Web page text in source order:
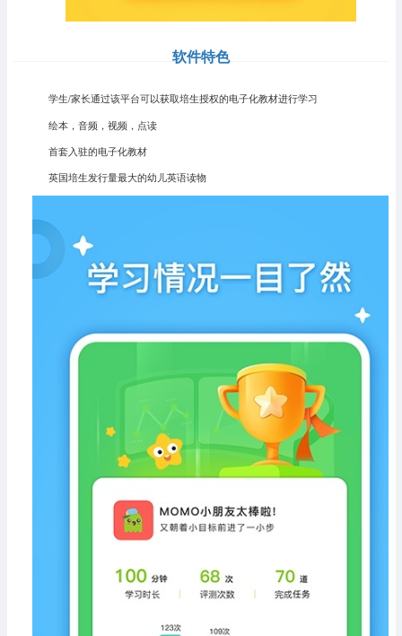
软件特色
学生/家长通过该平台可以获取培生授权的电子化教材进行学习
绘本，音频，视频，点读
首套入驻的电子化教材
英国培生发行量最大的幼儿英语读物